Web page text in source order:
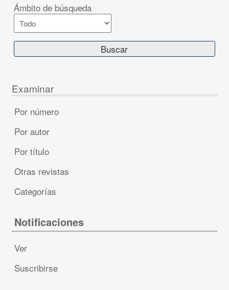
Ámbito de búsqueda
Examinar
Por número
Por autor
Por título
Otras revistas
Categorías
Notificaciones
Ver
Suscribirse